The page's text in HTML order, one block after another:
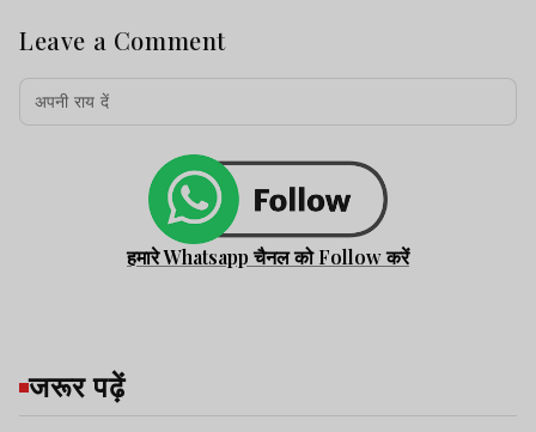
Leave a Comment
हमारे Whatsapp चैनल को Follow करें
जरूर पढ़ें